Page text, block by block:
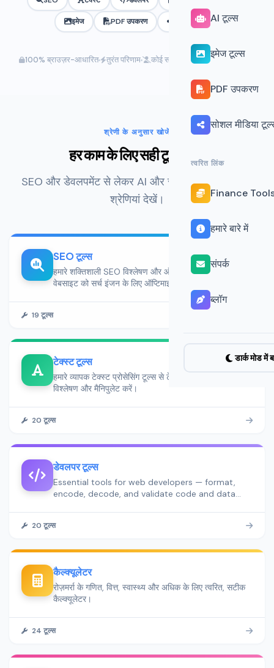
AI टूल्स
इमेज टूल्स
PDF उपकरण
सोशल मीडिया
त्वरित लिंक
Finance
हमारे बारे में
संपर्क
ब्लॉग
डार्क मोड में
इमेज PDF उपकरण सोशल मीडिया
100% ब्राउज़र-आधारित तुरंत परिणाम कोई साइनअप नहीं असीमित उपयोग
श्रेणी के अनुसार खोजें
हर काम के लिए सही टूल खोजें
SEO और डेवलपमेंट से लेकर AI और सोशल मीडिया तक, 12
श्रेणियां देखें।
SEO टूल्स
हमारे शक्तिशाली SEO विश्लेषण और ऑप्टिमाइज़ेशन टूल्स से अपनी
वेबसाइट को सर्च इंजन के लिए ऑप्टिमाइज़ करें।
19 टूल्स
टेक्स्ट टूल्स
हमारे व्यापक टेक्स्ट प्रोसेसिंग टूल्स से टेक्स्ट को ट्रांसफ़ॉर्म,
विश्लेषण और मैनिपुलेट करें।
20 टूल्स
डेवलपर टूल्स
Essential tools for web developers — format,
encode, decode, and validate code and data
20 टूल्स
कैल्‍क्‍यूलेटर
रोज़मर्रा के गणित, वित्त, स्वास्थ्य और अधिक के लिए त्वरित, सटीक
कैल्‍क्‍यूलेटर।
24 टूल्स